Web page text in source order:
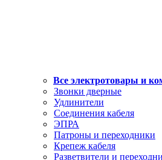
Все электротовары и
Звонки дверные
Удлинители
Соединения кабеля
ЭПРА
Патроны и переходники
Крепеж кабеля
Разветвители и